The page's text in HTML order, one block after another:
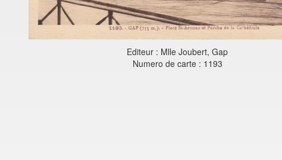
Editeur : Mlle Joubert, Gap
Numero de carte : 1193